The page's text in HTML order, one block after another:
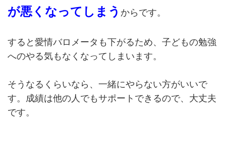
が悪くなってしまう からです。
すると愛情バロメータも下がるため、子どもの勉強
へのやる気もなくなってしまいます。
そうなるくらいなら、一緒にやらない方がいいで
す。成績は他の人でもサポートできるので、大丈夫
です。